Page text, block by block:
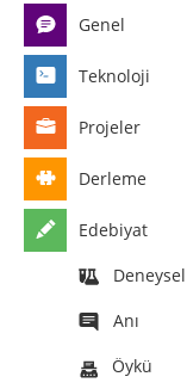
Genel
Teknoloji
Projeler
Derleme
Edebiyat
Deneysel
Anı
Öykü